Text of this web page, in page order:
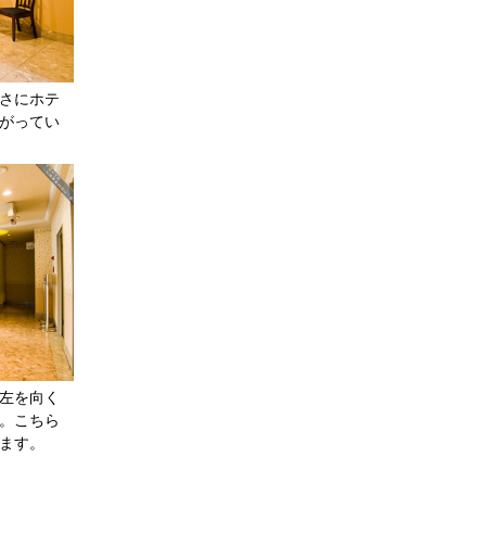
にホテ
ってい
を向く
こちら
す。